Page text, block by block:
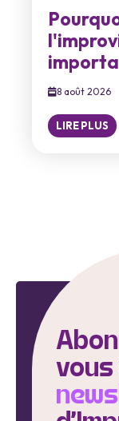
8 août 2026
LIRE PLUS
vous